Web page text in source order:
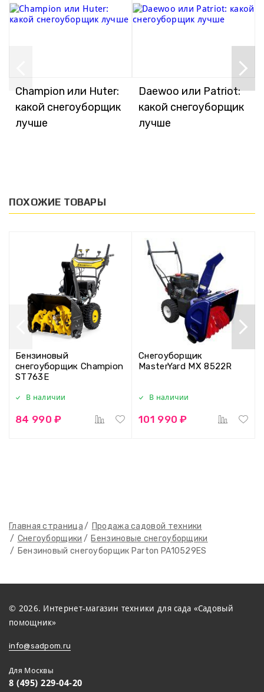
Главная страница
Продажа садовой техники
Снегоуборщики
Бензиновые снегоуборщики
Бензиновый снегоуборщик Parton PA10529ES
Champion или Huter:
какой снегоуборщик
лучше
Daewoo или Patriot:
какой снегоуборщик
лучше
ПОХОЖИЕ ТОВАРЫ
Бензиновый
снегоуборщик Champion
ST763E
В наличии
84 990 ₽
Снегоуборщик
MasterYard MX 8522R
В наличии
101 990 ₽
© 2026. Интернет-магазин техники для сада «Садовый
помощник»
info@sadpom.ru
Для Москвы
8 (495) 229-04-20